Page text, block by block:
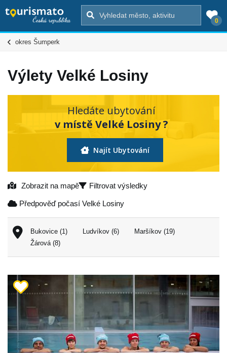
0
okres Šumperk
Výlety Velké Losiny
Hledáte ubytování
v místě Velké Losiny ?
Najít Ubytování
Zobrazit na mapě Filtrovat výsledky
Předpověď počasí Velké Losiny
Bukovice (1) Ludvíkov (6)
Maršíkov (19)
Žárová (8)